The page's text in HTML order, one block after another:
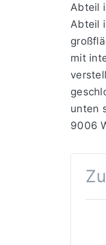
Abteil
Abteil
mit
unten
9006